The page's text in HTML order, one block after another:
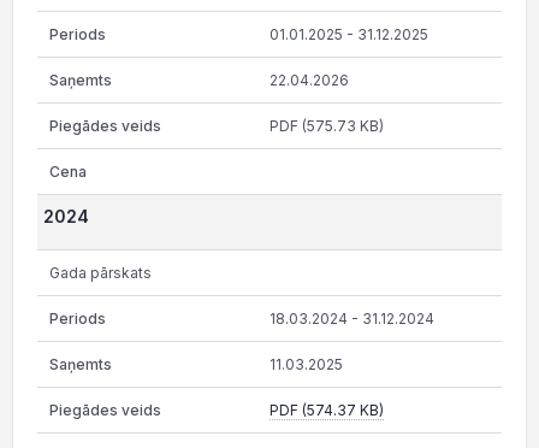
01.01.2025 - 31.12.2025
22.04.2026
PDF (575.73 KB)
2024
Gada pārskats
18.03.2024 - 31.12.2024
11.03.2025
PDF (574.37 KB)